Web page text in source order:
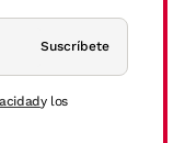
Suscríbete
y los